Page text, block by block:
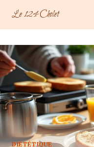
contenu
Le 124 Cholet
DIÉTÉTIQUE